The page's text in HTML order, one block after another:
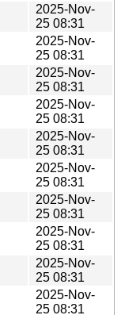
2025-Nov-
25 08:31
2025-Nov-
25 08:31
2025-Nov-
25 08:31
2025-Nov-
25 08:31
2025-Nov-
25 08:31
2025-Nov-
25 08:31
2025-Nov-
25 08:31
2025-Nov-
25 08:31
2025-Nov-
25 08:31
2025-Nov-
25 08:31